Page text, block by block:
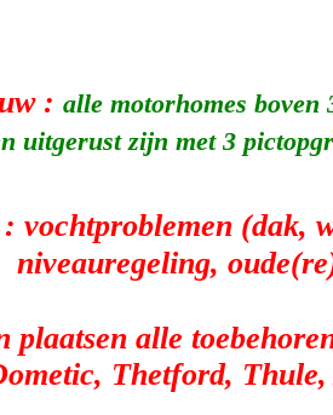
: alle motorhomes
uitgerust zijn met 3
vochtproblemen (dak,
niveauregeling,
plaatsen alle
Thetford,